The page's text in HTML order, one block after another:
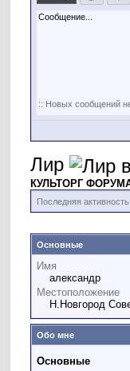
Лир
КУЛЬТОРГ
Последняя активность:
Основные
Имя
александр
Местоположение
Н.Новгород
Обо мне
Основные